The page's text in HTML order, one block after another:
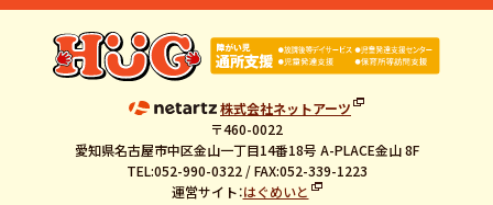
株式会社ネットアーツ
〒460-0022
愛知県名古屋市中区金山一丁目14番18号 A-PLACE金山 8F
TEL:052-990-0322 / FAX:052-339-1223
運営サイト：はぐめいと